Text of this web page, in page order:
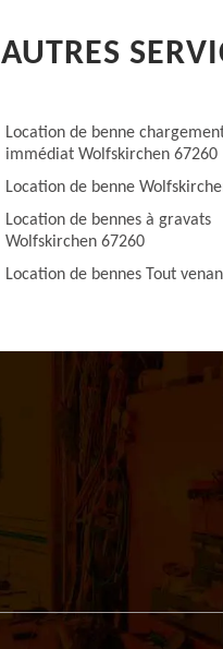
AUTRES
Location de benne
immédiat Wolfskirchen 67260
Location de benne
Location de bennes à gravats
Wolfskirchen 67260
Location de bennes Tout